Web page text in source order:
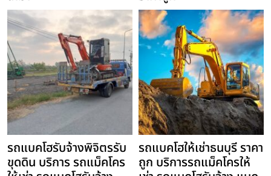
รถแบคโฮรับจ้างพิจิตรรับ
ขุดดิน บริการ รถแม็คโคร
รถแบคโฮให้เช่าธนบุรี ราคา
ถูก บริการรถแม็คโครให้